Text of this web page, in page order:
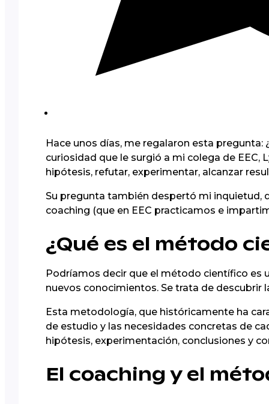
Hace unos días, me regalaron esta
curiosidad que le surgió a mi colega de EEC,
hipótesis, refutar, experimentar, alcanzar
Su pregunta también despertó mi inquietud,
coaching (que en EEC practicamos e
¿Qué es el método
Podríamos decir que el método científico es
nuevos conocimientos. Se trata de descubrir
Esta metodología, que históricamente ha
de estudio y las necesidades concretas de
hipótesis, experimentación, conclusiones y
El coaching y el